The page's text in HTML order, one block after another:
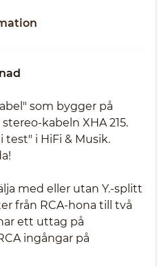
som bygger på
kabeln XHA 215.
test" i HiFi & Musik.
med eller utan Y.-splitt
från RCA-hona till två
ett uttag på
ingångar på